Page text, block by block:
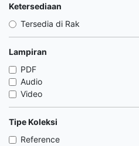
Ketersediaan
Tersedia di Rak
Lampiran
PDF
Audio
Video
Tipe Koleksi
Reference